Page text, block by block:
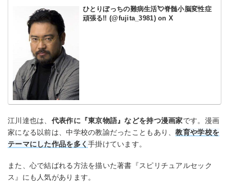
ひとりぼっちの難病生活💘脊髄小脳変性症
頑張る‼️ (@fujita_3981) on X
江川達也は、 代表作に『東京物語』などを持つ漫画家です。漫画
家になる以前は、中学校の教諭だったこともあり、教育や学校を
テーマにした作品を多く手掛けています。
また、心で結ばれる方法を描いた著書『スピリチュアルセック
ス』にも人気があります。